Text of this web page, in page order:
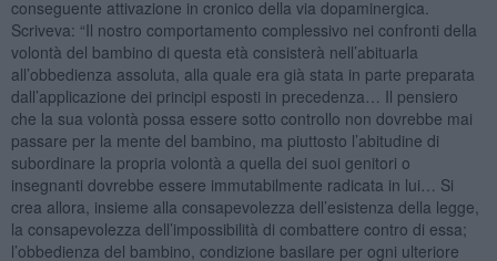
conseguente attivazione in cronico della via dopaminergica.
Scriveva: “Il nostro comportamento complessivo nei confronti della
volontà del bambino di questa età consisterà nell’abituarla
all’obbedienza assoluta, alla quale era già stata in parte preparata
dall’applicazione dei principi esposti in precedenza… Il pensiero
che la sua volontà possa essere sotto controllo non dovrebbe mai
passare per la mente del bambino, ma piuttosto l’abitudine di
subordinare la propria volontà a quella dei suoi genitori o
insegnanti dovrebbe essere immutabilmente radicata in lui… Si
crea allora, insieme alla consapevolezza dell’esistenza della legge,
la consapevolezza dell’impossibilità di combattere contro di essa;
l’obbedienza del bambino, condizione basilare per ogni ulteriore